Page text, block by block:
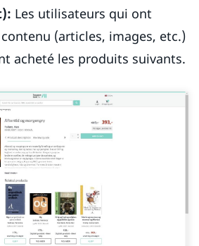
Les utilisateurs qui ont
(articles, images, etc.)
acheté les produits suivants.